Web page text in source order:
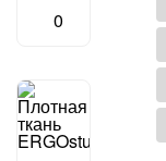
0